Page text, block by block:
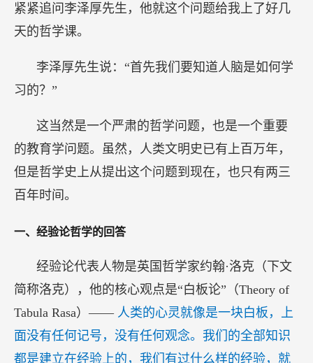
紧紧追问李泽厚先生，他就这个问题给我上了好几
天的哲学课。
李泽厚先生说：“首先我们要知道人脑是如何学
习的？”
这当然是一个严肃的哲学问题，也是一个重要
的教育学问题。虽然，人类文明史已有上百万年，
但是哲学史上从提出这个问题到现在，也只有两三
百年时间。
一、经验论哲学的回答
经验论代表人物是英国哲学家约翰·洛克（下文
简称洛克），他的核心观点是“白板论”（Theory of
Tabula Rasa）—— 人类的心灵就像是一块白板，上
面没有任何记号，没有任何观念。我们的全部知识
都是建立在经验上的，我们有过什么样的经验，就